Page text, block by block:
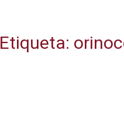
Etiqueta: